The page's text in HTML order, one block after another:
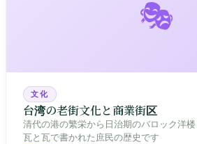
🎭
文化
台湾の老街文化と商業街区
清代の港の繁栄から日治期のバロック洋
瓦と瓦で書かれた庶民の歴史です